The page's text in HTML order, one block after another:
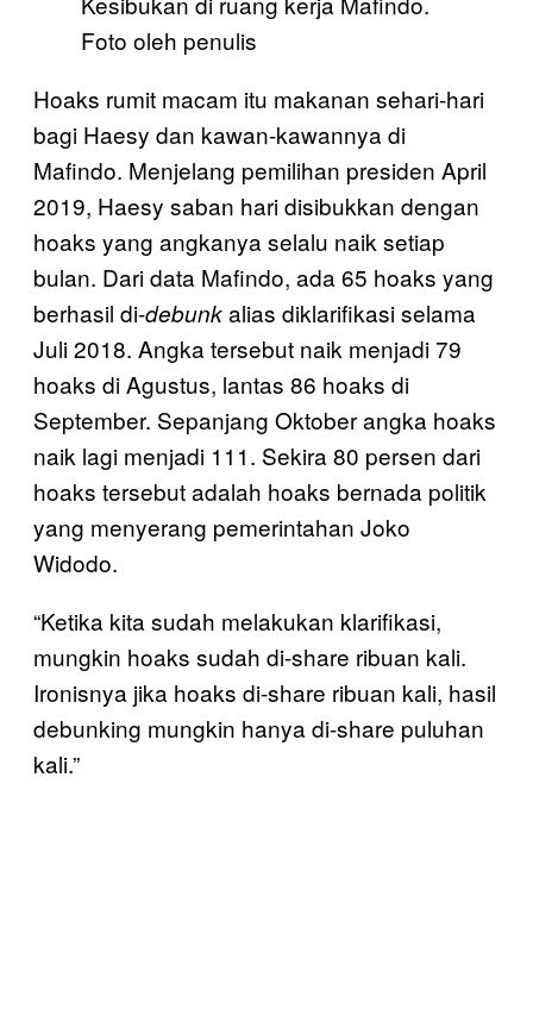
Foto oleh penulis
Hoaks rumit macam itu makanan sehari-hari
bagi Haesy dan kawan-kawannya di
Mafindo. Menjelang pemilihan presiden April
2019, Haesy saban hari disibukkan dengan
hoaks yang angkanya selalu naik setiap
bulan. Dari data Mafindo, ada 65 hoaks yang
berhasil di-debunkalias diklarifikasi selama
Juli 2018. Angka tersebut naik menjadi 79
hoaks di Agustus, lantas 86 hoaks di
September. Sepanjang Oktober angka hoaks
naik lagi menjadi 111. Sekira 80 persen dari
hoaks tersebut adalah hoaks bernada politik
yang menyerang pemerintahan Joko
Widodo.
“Ketika kita sudah melakukan klarifikasi,
mungkin hoaks sudah di-share ribuan kali.
Ironisnya jika hoaks di-share ribuan kali, hasil
debunking mungkin hanya di-share puluhan
kali.”